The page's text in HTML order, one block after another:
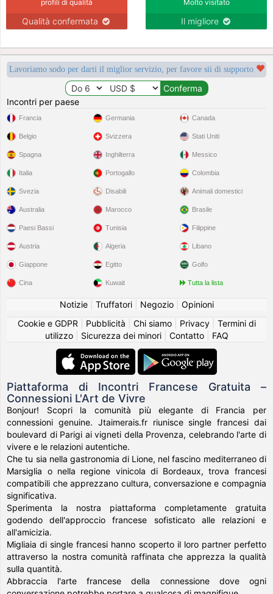
profili di qualità
Qualità confermata
Molto visitato
Il migliore
Lavoriamo sodo per darti il miglior servizio, per favore sii di supporto
Incontri per paese
Francia
Belgio
Spagna
Italia
Svezia
Germania
Svizzera
Inghilterra
Portogallo
Disabili
Canada
Stati Uniti
Messico
Colombia
Animali domestici
Australia
Paesi Bassi
Austria
Giappone
Cina
Marocco
Tunisia
Algeria
Egitto
Kuwait
Brasile
Filippine
Libano
Golfo
Tutta la lista
Notizie| Truffatori| Negozio| Opinioni
Cookie e GDPR
Pubblicità Chi siamo| Privacy| Termini di
utilizzo| Sicurezza dei minori| Contatto| FAQ
Piattaforma di Incontri Francese Gratuita –
Connessioni L'Art de Vivre
Bonjour! Scopri la comunità più elegante di Francia per
connessioni genuine. Jtaimerais.fr riunisce single francesi dai
boulevard di Parigi ai vigneti della Provenza, celebrando l'arte di
vivere e le relazioni autentiche.
Che tu sia nella gastronomia di Lione, nel fascino mediterraneo di
Marsiglia o nella regione vinicola di Bordeaux, trova francesi
compatibili che apprezzano cultura, conversazione e compagnia
significativa.
Sperimenta la nostra piattaforma completamente gratuita
godendo dell'approccio francese sofisticato alle relazioni e
all'amicizia.
Migliaia di single francesi hanno scoperto il loro partner perfetto
attraverso la nostra comunità raffinata che apprezza la qualità
sulla quantità.
Abbraccia l'arte francese della connessione dove ogni